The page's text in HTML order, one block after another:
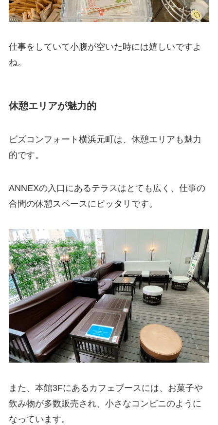
仕事をしていて小腹が空いた時には嬉しいですよ
ね。
休憩エリアが魅力的
ビズコンフォート横浜元町は、休憩エリアも魅力
的です。
ANNEXの入口にあるテラスはとても広く、仕事の
合間の休憩スペースにピッタリです。
また、本館3Fにあるカフェブースには、お菓子や
飲み物が多数販売され、小さなコンビニのように
なっています。